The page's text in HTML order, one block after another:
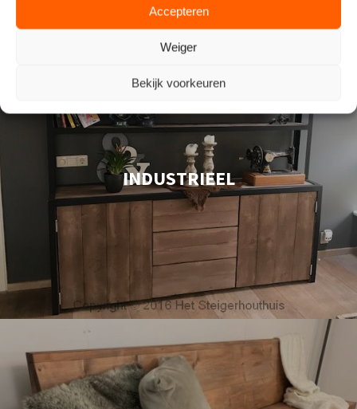
Accepteren
Weiger
Bekijk voorkeuren
INDUSTRIEEL